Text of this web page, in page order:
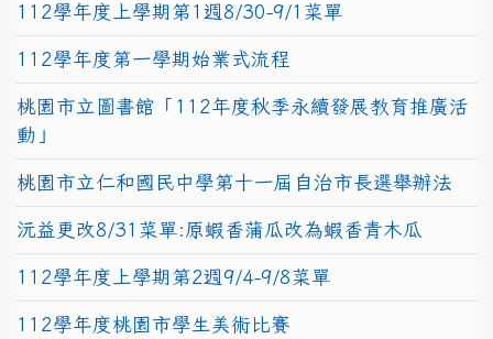
112學年度上學期第1週8/30-9/1菜單
112學年度第一學期始業式流程
桃園市立圖書館「112年度秋季永續發展教育推廣活
動」
桃園市立仁和國民中學第十一屆自治市長選舉辦法
沅益更改8/31菜單:原蝦香蒲瓜改為蝦香青木瓜
112學年度上學期第2週9/4-9/8菜單
112學年度桃園市學生美術比賽